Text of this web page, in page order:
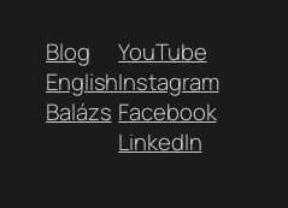
Blog
English
Balázs
YouTube
Instagram
Facebook
LinkedIn